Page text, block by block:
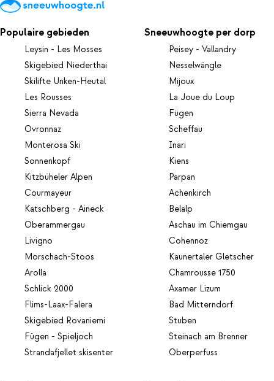
Populaire gebieden
Leysin - Les Mosses
Skigebied Niederthai
Skilifte Unken-Heutal
Les Rousses
Sierra Nevada
Ovronnaz
Monterosa Ski
Sonnenkopf
Kitzbüheler Alpen
Courmayeur
Katschberg - Aineck
Oberammergau
Livigno
Morschach-Stoos
Arolla
Schlick 2000
Flims-Laax-Falera
Skigebied Rovaniemi
Fügen - Spieljoch
Strandafjellet skisenter
Sneeuwhoogte per dorp
Peisey - Vallandry
Nesselwängle
Mijoux
La Joue du Loup
Fügen
Scheffau
Inari
Kiens
Parpan
Achenkirch
Belalp
Aschau im Chiemgau
Cohennoz
Kaunertaler Gletscher
Chamrousse 1750
Axamer Lizum
Bad Mitterndorf
Stuben
Steinach am Brenner
Oberperfuss